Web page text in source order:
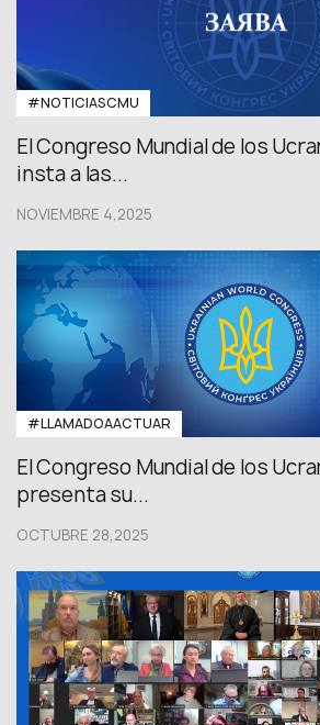
#NOTICIASCMU
El Congreso Mundial de los
insta a las...
NOVIEMBRE 4,2025
#LLAMADOAACTUAR
El Congreso Mundial de los
presenta su...
OCTUBRE 28,2025